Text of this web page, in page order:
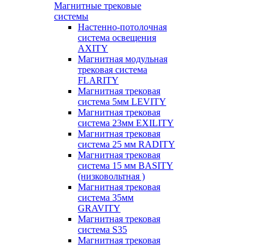
Магнитные трековые
системы
Настенно-потолочная
система освещения
AXITY
Магнитная модульная
трековая система
FLARITY
Магнитная трековая
система 5мм LEVITY
Магнитная трековая
система 23мм EXILITY
Магнитная трековая
система 25 мм RADITY
Магнитная трековая
система 15 мм BASITY
(низковольтная )
Магнитная трековая
система 35мм
GRAVITY
Магнитная трековая
система S35
Магнитная трековая